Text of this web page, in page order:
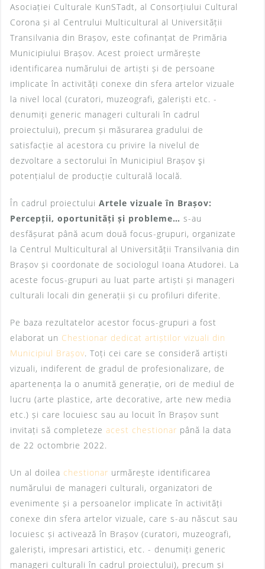
Asociației Culturale KunSTadt, al Consorțiului Cultural
Corona și al Centrului Multicultural al Universității
Transilvania din Brașov, este cofinanțat de Primăria
Municipiului Brașov. Acest proiect urmărește
identificarea numărului de artiști și de persoane
implicate în activități conexe din sfera artelor vizuale
la nivel local (curatori, muzeografi, galeriști etc. -
denumiți generic manageri culturali în cadrul
proiectului), precum și măsurarea gradului de
satisfacție al acestora cu privire la nivelul de
dezvoltare a sectorului în Municipiul Brașov şi
potențialul de producție culturală locală.
În cadrul proiectului Artele vizuale în Brașov:
Percepții, oportunități și probleme… s-au
desfășurat până acum două focus-grupuri, organizate
la Centrul Multicultural al Universității Transilvania din
Brașov și coordonate de sociologul Ioana Atudorei. La
aceste focus-grupuri au luat parte artiști și manageri
culturali locali din generații și cu profiluri diferite.
Pe baza rezultatelor acestor focus-grupuri a fost
elaborat un Chestionar dedicat artiștilor vizuali din
Municipiul Brașov. Toți cei care se consideră artiști
vizuali, indiferent de gradul de profesionalizare, de
apartenența la o anumită generație, ori de mediul de
lucru (arte plastice, arte decorative, arte new media
etc.) și care locuiesc sau au locuit în Brașov sunt
invitați să completeze acest chestionar până la data
de 22 octombrie 2022.
Un al doilea chestionar urmărește identificarea
numărului de manageri culturali, organizatori de
evenimente și a persoanelor implicate în activități
conexe din sfera artelor vizuale, care s-au născut sau
locuiesc și activează în Brașov (curatori, muzeografi,
galeriști, impresari artistici, etc. - denumiți generic
manageri culturali în cadrul proiectului), precum și